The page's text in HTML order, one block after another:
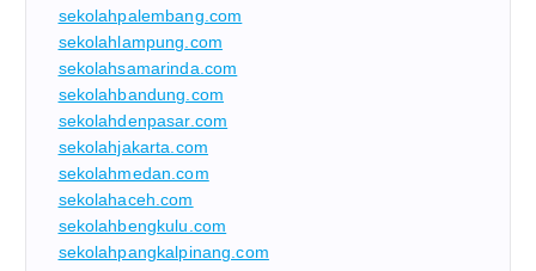
sekolahpalembang.com
sekolahlampung.com
sekolahsamarinda.com
sekolahbandung.com
sekolahdenpasar.com
sekolahjakarta.com
sekolahmedan.com
sekolahaceh.com
sekolahbengkulu.com
sekolahpangkalpinang.com